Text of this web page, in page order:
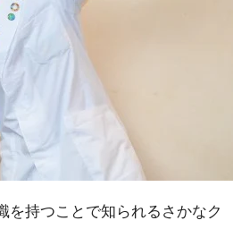
持つことで知られるさかなク